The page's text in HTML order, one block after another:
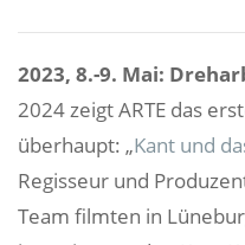
2023, 8.-9. Mai:
2024 zeigt ARTE das
überhaupt: „Kant und
Regisseur und
Team filmten in